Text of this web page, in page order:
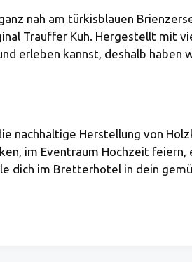
nah am türkisblauen
Trauffer Kuh. Hergestellt mit
erleben kannst, deshalb haben
Herstellung von
im Eventraum Hochzeit
dich im Bretterhotel in dein